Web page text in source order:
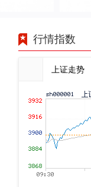
行情指数
上证走势